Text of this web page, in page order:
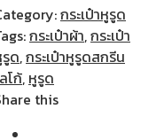
กระเป๋าหูรูด
กระเป๋าผ้า,กระเป๋า
ด,กระเป๋าหูรูดสกรีน
โก้, หูรูด
this